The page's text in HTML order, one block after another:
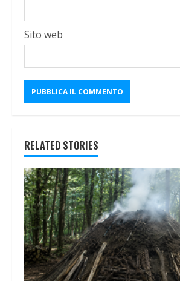
Sito web
RELATED STORIES